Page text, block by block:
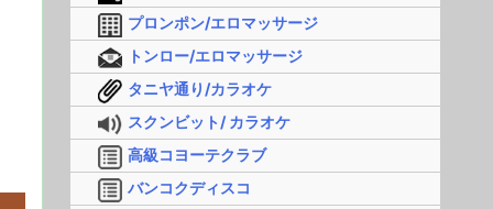
プロンポン/エロマッサージ
トンロー/エロマッサージ
タニヤ通り/カラオケ
スクンビット/ カラオケ
高級コヨーテクラブ
バンコクディスコ